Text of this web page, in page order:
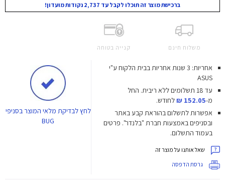
ברכישת מוצר זה תוכלו לקבל עד 2,737 נקודות מועדון!
משלוח חינם קנייה בטוחה
אחריות: 3 שנות אחריות בבית הלקוח ע"י
ASUS
עד 18 תשלומים ללא ריבית.
החל
מ-152.05 ₪
לחודש.
אפשרות לתשלום בהוראת קבע באתר
ובסניפים באמצעות חברת "בלנדר". פרטים
בעמוד התשלום.
שאל אותנו על מוצר זה
גרסת הדפסה
לחץלבדיקת מלאי המוצר בסניפי
BUG